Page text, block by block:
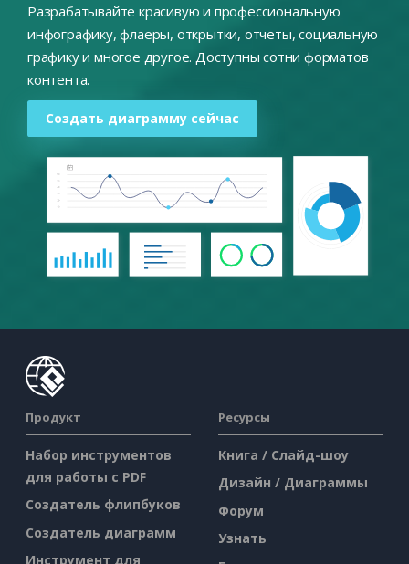
Разрабатывайте красивую и профессиональную
инфографику, флаеры, открытки, отчеты, социальную
графику и многое другое. Доступны сотни форматов
контента.
Создать диаграмму сейчас
Продукт
Набор инструментов
для работы с PDF
Создатель флипбуков
Создатель диаграмм
Инструмент для
Ресурсы
Книга / Слайд-шоу
Дизайн / Диаграммы
Форум
Узнать